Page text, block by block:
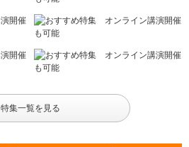
特集一覧を見る